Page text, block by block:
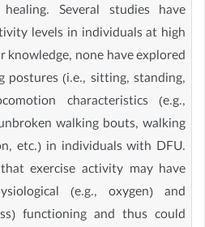
Several studies have
levels in individuals at high
knowledge, none have explored
(i.e., sitting, standing,
characteristics (e.g.,
walking bouts, walking
etc.) in individuals with DFU.
exercise activity may have
(e.g., oxygen) and
functioning and thus could